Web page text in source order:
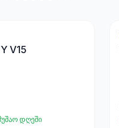
V15
დღეში